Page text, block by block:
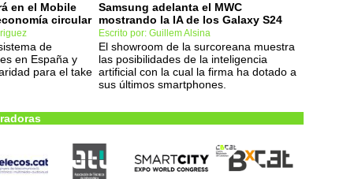
en el Mobile
circular
de
en España y
para el take
Samsung adelanta el MWC
mostrando la IA de los Galaxy S24
Escrito por: Guillem Alsina
El showroom de la surcoreana muestra
las posibilidades de la inteligencia
artificial con la cual la firma ha dotado a
sus últimos smartphones.